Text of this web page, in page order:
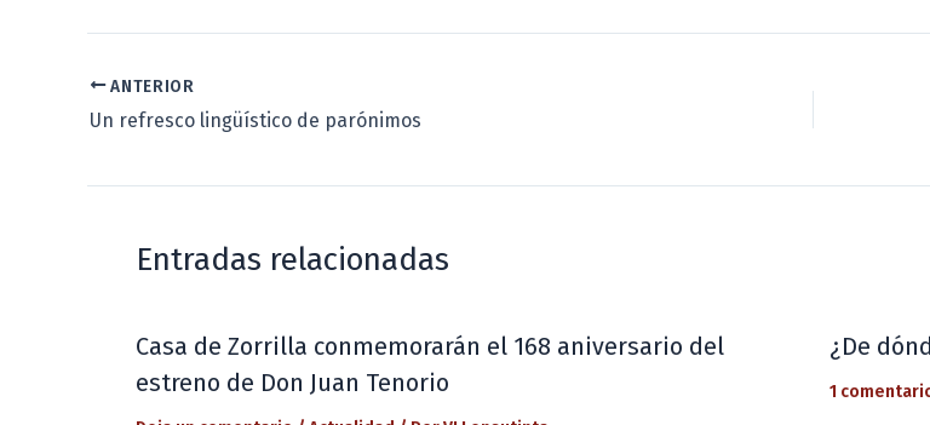
ANTERIOR
Un refresco lingüístico de parónimos
Entradas relacionadas
Casa de Zorrilla conmemorarán el 168 aniversario del
estreno de Don Juan Tenorio
¿De
1